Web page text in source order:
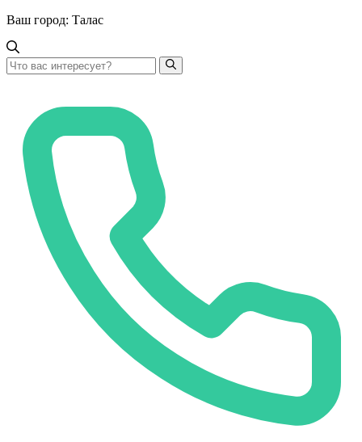
Ваш город: Талас